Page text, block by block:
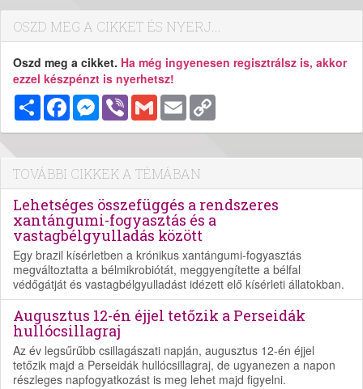
OSZD MEG A CIKKET ÉS NYERJ...
Oszd meg a cikket. Ha még ingyenesen regisztrálsz is, akkor
ezzel készpénzt is nyerhetsz!
MegosztásFacebookMessenger
Viber Gmail Email
TOVÁBBI CIKKEK A TÉMÁBAN
Lehetséges összefüggés a rendszeres
xantángumi-fogyasztás és a
vastagbélgyulladás között
Egy brazil kísérletben a krónikus xantángumi-fogyasztás
megváltoztatta a bélmikrobiótát, meggyengítette a bélfal
védőgátját és vastagbélgyulladást idézett elő kísérleti állatokban.
Augusztus 12-én éjjel tetőzik a Perseidák
hullócsillagraj
Az év legsűrűbb csillagászati napján, augusztus 12-én éjjel
tetőzik majd a Perseidák hullócsillagraj, de ugyanezen a napon
részleges napfogyatkozást is meg lehet majd figyelni.